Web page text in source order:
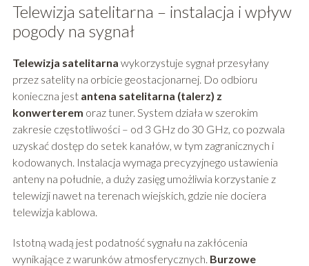
Telewizja satelitarna – instalacja i wpływ
pogody na sygnał
Telewizja satelitarna wykorzystuje sygnał przesyłany
przez satelity na orbicie geostacjonarnej. Do odbioru
konieczna jest antena satelitarna (talerz) z
konwerterem oraz tuner. System działa w szerokim
zakresie częstotliwości – od 3 GHz do 30 GHz, co pozwala
uzyskać dostęp do setek kanałów, w tym zagranicznych i
kodowanych. Instalacja wymaga precyzyjnego ustawienia
anteny na południe, a duży zasięg umożliwia korzystanie z
telewizji nawet na terenach wiejskich, gdzie nie dociera
telewizja kablowa.
Istotną wadą jest podatność sygnału na zakłócenia
wynikające z warunków atmosferycznych. Burzowe